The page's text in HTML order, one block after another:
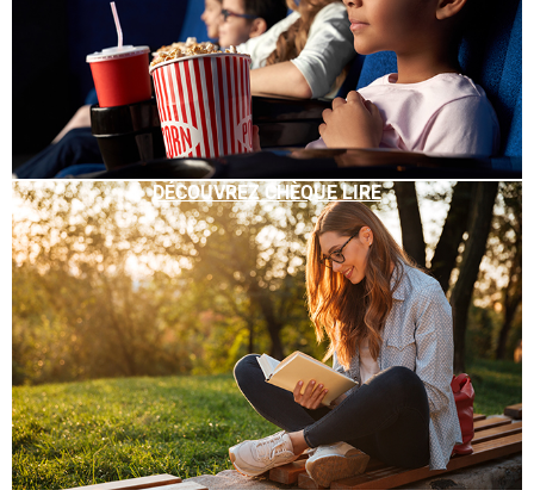
DÉCOUVREZ CHÈQUE LIRE